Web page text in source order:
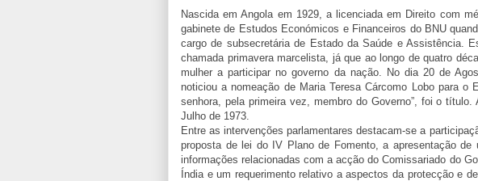
Nascida em Angola em 1929, a licenciada em Direito com
gabinete de Estudos Económicos e Financeiros do BNU
cargo de subsecretária de Estado da Saúde e Assistência.
chamada primavera marcelista, já que ao longo de quatro
mulher a participar no governo da nação. No dia 20 de
noticiou a nomeação de Maria Teresa Cárcomo Lobo para o
senhora, pela primeira vez, membro do Governo”, foi o
Julho de 1973.
Entre as intervenções parlamentares destacam-se a
proposta de lei do IV Plano de Fomento, a apresentação de
informações relacionadas com a acção do Comissariado do
Índia e um requerimento relativo a aspectos da protecção e